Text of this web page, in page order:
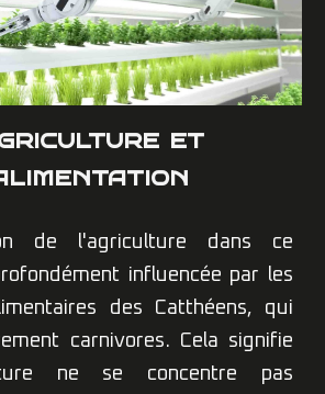
et
de l'agriculture dans ce
influencée par les
des Catthéens, qui
carnivores. Cela signifie
ne se concentre pas